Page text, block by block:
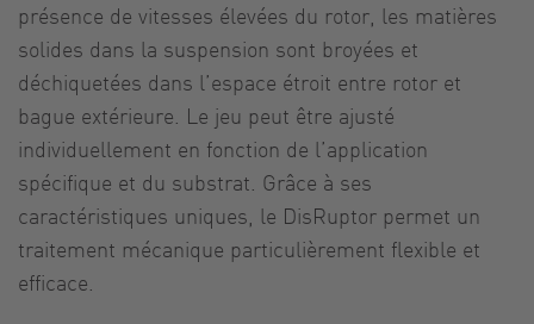
présence de vitesses élevées du rotor, les matières
solides dans la suspension sont broyées et
déchiquetées dans l’espace étroit entre rotor et
bague extérieure. Le jeu peut être ajusté
individuellement en fonction de l’application
spécifique et du substrat. Grâce à ses
caractéristiques uniques, le DisRuptor permet un
traitement mécanique particulièrement flexible et
efficace.